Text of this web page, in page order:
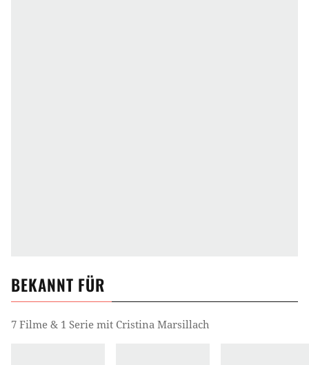
BEKANNT FÜR
7 Filme & 1 Serie mit Cristina Marsillach